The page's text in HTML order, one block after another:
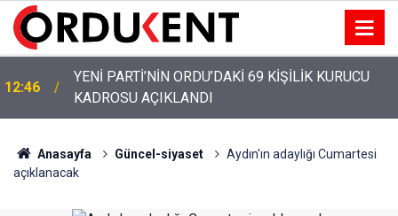
YENİ PARTİ’NİN ORDU’DAKİ 69 KİŞİLİK KURUCU
KADROSU AÇIKLANDI
12:22
YENİ PARTİ ALTINORDU’DA KURUCU YÖNETİMİNİ
AÇIKLADI
Anasayfa Güncel-siyaset
Aydın'ın adaylığı Cumartesi
açıklanacak